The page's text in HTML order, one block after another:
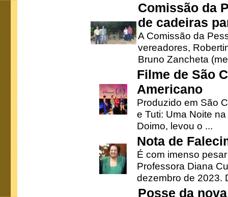
Comissão da
de cadeiras
A Comissão da
vereadores,
Bruno Zancheta
Filme de São
Americano
Produzido em São
e Tuti: Uma Noite
Doimo, levou o ...
Nota de
É com imenso
Professora Diana
dezembro de 2023.
Posse da